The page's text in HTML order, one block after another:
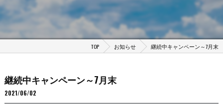
TOP お知らせ 継続中キャンペーン～7月末
継続中キャンペーン～7月末
2021/06/02